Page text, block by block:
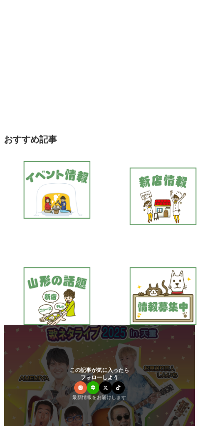
おすすめ記事
この記事が気に入ったら
フォローしよう
最新情報をお届けします